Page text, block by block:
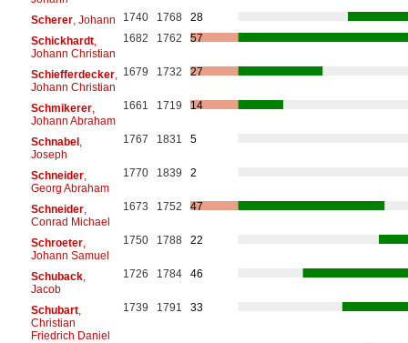
Scherer, Johann 1740 1768
28
Schickhardt,
Johann Christian
1682 1762 57
Schiefferdecker,
Johann Christian
1679 1732 27
Schmikerer,
Johann Abraham
1661 1719 14
Schnabel,
Joseph
1767 1831 5
Schneider,
Georg Abraham
1770 1839 2
Schneider,
Conrad Michael
1673 1752 47
Schroeter,
Johann Samuel
1750 1788 22
Schuback,
Jacob
1726 1784 46
Schubart,
Christian
Friedrich Daniel
1739 1791 33